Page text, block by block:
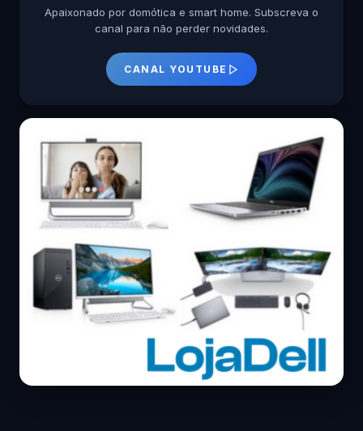
Apaixonado por domótica e smart home. Subscreva o
canal para não perder novidades.
CANAL YOUTUBE